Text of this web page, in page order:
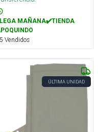
MAÑANA✔️TIENDA
Vendidos
ÚLTIMA UNIDAD